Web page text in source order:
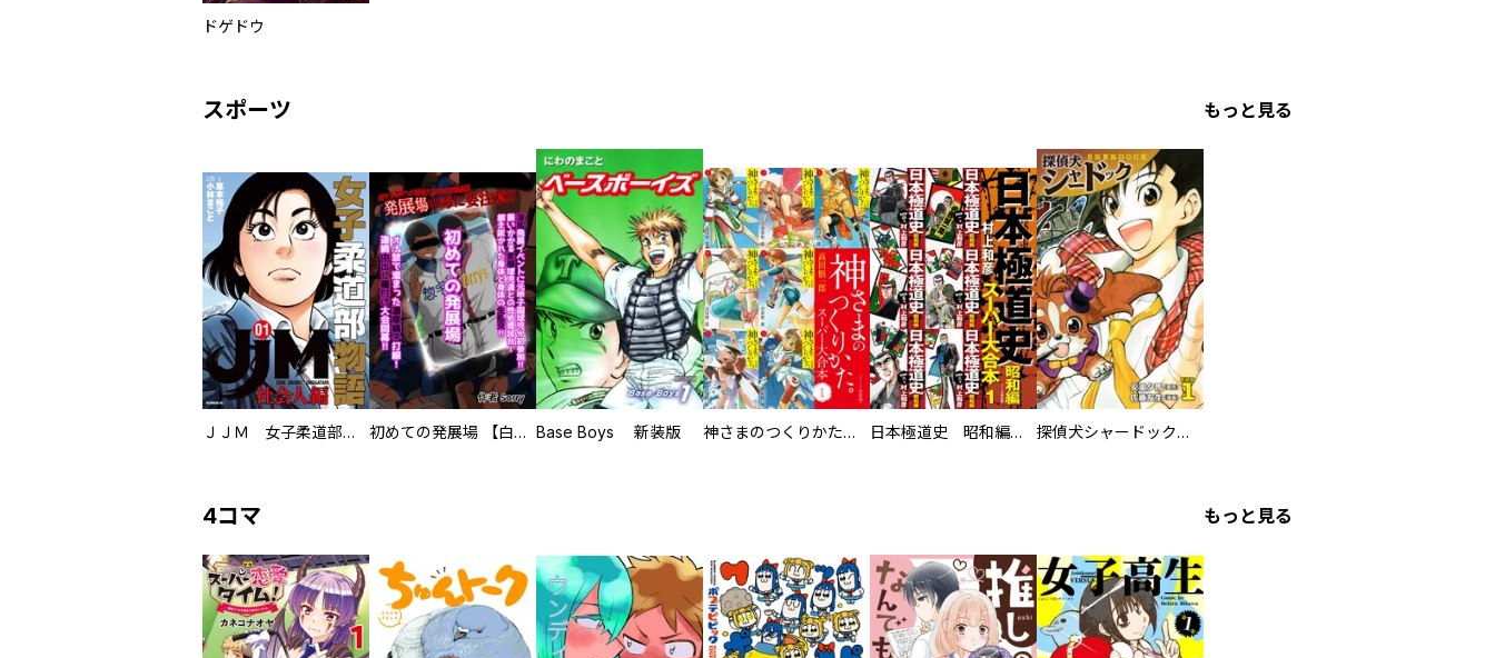
ドゲドウ
スポーツ もっと見る
ＪＪＭ 女子柔道部物語 社会人編 初めての発展場 【白抜き修正版】 Base Boys 新装版 神さまのつくりかた。スーパー大合本 日本極道史 昭和編 スーパー大合本 探偵犬シャードック（新装版）
4コマ もっと見る